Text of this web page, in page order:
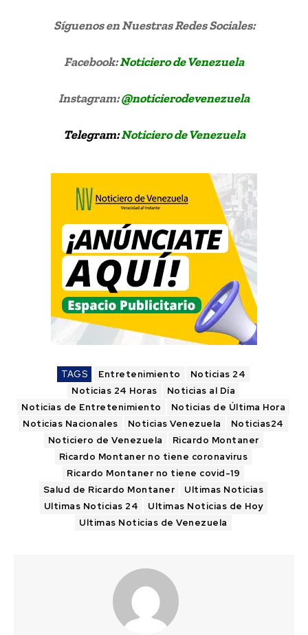
Síguenosen Nuestras Redes Sociales:
Facebook:Noticiero de Venezuela
Instagram:@noticierodevenezuela
Telegram:Noticiero de Venezuela
TAGS Entretenimiento
Noticias 24
Noticias 24 Horas
Noticias al Día
Noticias de Entretenimiento
Noticias de Última Hora
Noticias Nacionales
Noticias Venezuela
Noticias24
Noticiero de Venezuela
Ricardo Montaner
Ricardo Montaner no tiene coronavirus
Ricardo Montaner no tiene covid-19
Salud de Ricardo Montaner
Ultimas Noticias
Ultimas Noticias 24
Ultimas Noticias de Hoy
Ultimas Noticias de Venezuela